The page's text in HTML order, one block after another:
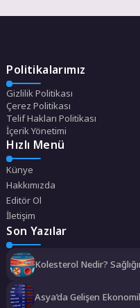
Politikalarımız
Gizlilik Politikası
Çerez Politikası
Telif Hakları Politikası
İçerik Yönetimi
Hızlı Menü
Künye
Hakkımızda
Editör Ol
İletişim
Son Yazılar
Kolesterol Nedir?
Asya’da Gelişen